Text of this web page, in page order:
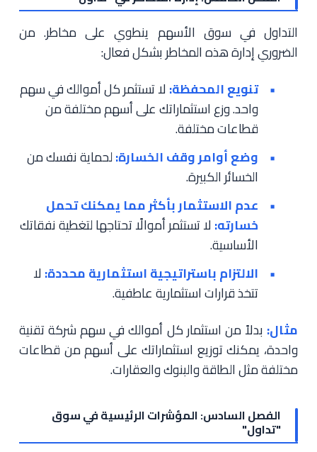
التداول في سوق الأسهم ينطوي على مخاطر. من
الضروري إدارة هذه المخاطر بشكل فعال:
تنويع المحفظة: لا تستثمر كل أموالك في سهم
واحد. وزع استثماراتك على أسهم مختلفة من
قطاعات مختلفة.
وضع أوامر وقف الخسارة:لحماية نفسك من
الخسائر الكبيرة.
عدم الاستثمار بأكثر مما يمكنك تحمل
خسارته: لا تستثمر أموالًا تحتاجها لتغطية نفقاتك
الأساسية.
الالتزام باستراتيجية استثمارية محددة: لا
تتخذ قرارات استثمارية عاطفية.
مثال: بدلاً من استثمار كل أموالك في سهم شركة تقنية
واحدة، يمكنك توزيع استثماراتك على أسهم من قطاعات
مختلفة مثل الطاقة والبنوك والعقارات.
الفصل السادس: المؤشرات الرئيسية في سوق
"تداول"